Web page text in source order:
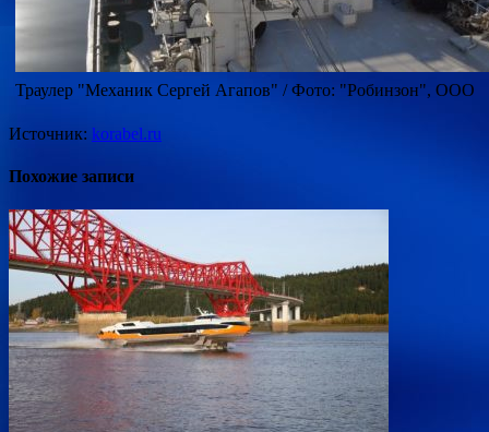
Траулер "Механик Сергей Агапов" / Фото: "Робинзон", ООО
Источник: korabel.ru
Похожие записи